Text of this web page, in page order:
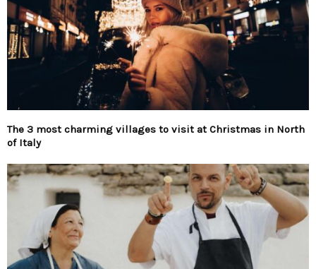
The 3 most charming villages to visit at Christmas in North
of Italy